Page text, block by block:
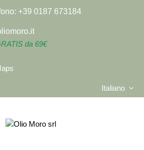
+39 0187 673184
da 69€
Italiano